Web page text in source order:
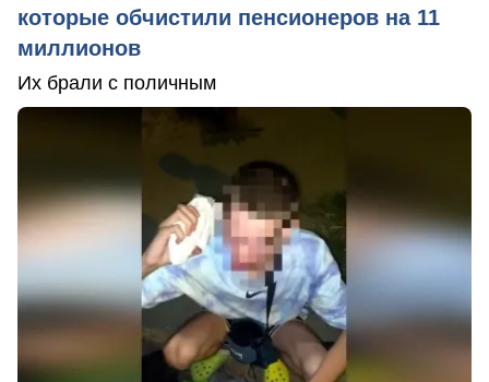
которые обчистили пенсионеров на 11
миллионов
Их брали с поличным